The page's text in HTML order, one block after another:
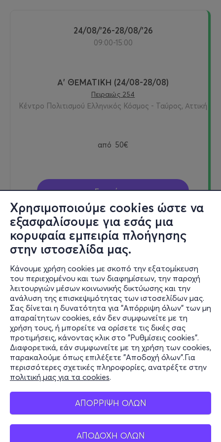
Χρησιμοποιούμε cookies ώστε να
εξασφαλίσουμε για εσάς μια
κορυφαία εμπειρία πλοήγησης
στην ιστοσελίδα μας.
Κάνουμε χρήση cookies με σκοπό την εξατομίκευση
του περιεχομένου και των διαφημίσεων, την παροχή
λειτουργιών μέσων κοινωνικής δικτύωσης και την
ανάλυση της επισκεψιμότητας των ιστοσελίδων μας.
Σας δίνεται η δυνατότητα για "Απόρριψη όλων" των μη
απαραίτητων cookies, εάν δεν συμφωνείτε με τη
χρήση τους, ή μπορείτε να ορίσετε τις δικές σας
προτιμήσεις, κάνοντας κλικ στο "Ρυθμίσεις cookies".
Διαφορετικά, εάν συμφωνείτε με τη χρήση των cookies,
παρακαλούμε όπως επιλέξετε "Αποδοχή όλων".Για
περισσότερες σχετικές πληροφορίες, ανατρέξτε στην
πολιτική μας για τα cookies.
ΑΠΟΡΡΙΨΗ ΟΛΩΝ
ΑΠΟΔΟΧΗ ΟΛΩΝ
24/08/'26-28/08/'26
09:00-15:00
Α' ΘΕΜΑΤΙΚΗ (24/08-28/08)
Πειραιώς 254
Κέντρο Πολιτισμού Ελληνικός Κόσμος - Ταύρος, Αττική
από 50€
Εισιτήρια
31/08/'26-04/09/'26
09:00-15:00
Β' ΘΕΜΑΤΙΚΗ (31/08-04/09)
Πειραιώς 254
Κέντρο Πολιτισμού Ελληνικός Κόσμος - Ταύρος, Αττική
από 50€
Εισιτήρια